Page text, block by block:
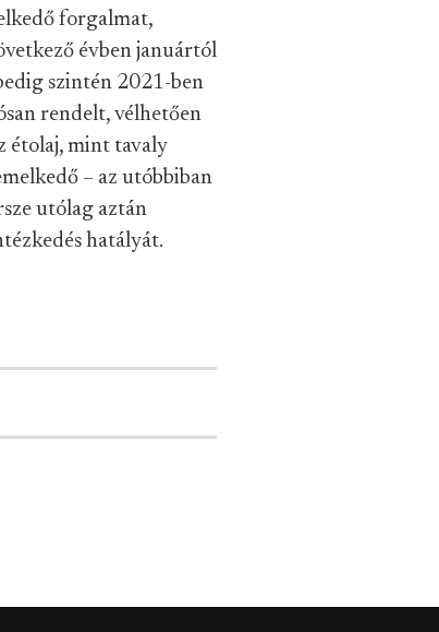
forgalmat,
évben januártól
szintén 2021-ben
rendelt, vélhetően
étolaj, mint tavaly
– az utóbbiban
utólag aztán
hatályát.